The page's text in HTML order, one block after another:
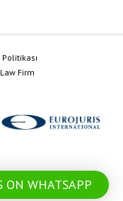
Firm
ON WHATSAPP
) Türkçe